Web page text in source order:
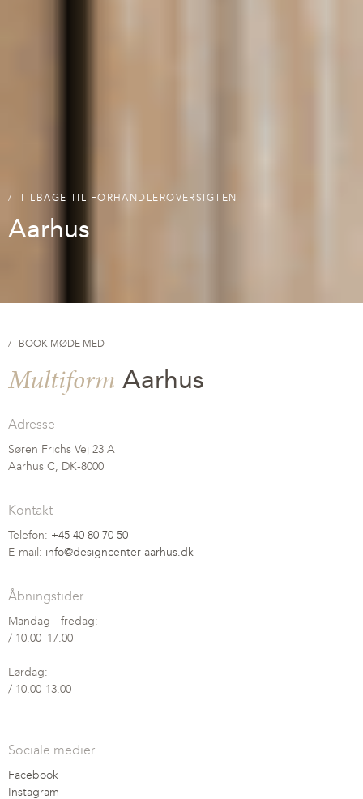
TILBAGE TIL FORHANDLEROVERSIGTEN
Aarhus
BOOK MØDE MED
Multiform Aarhus
Adresse
Søren Frichs Vej 23 A
Aarhus C, DK-8000
Kontakt
Telefon: +45 40 80 70 50
E-mail: info@designcenter-aarhus.dk
Åbningstider
Mandag - fredag:
/ 10.00–17.00
Lørdag:
/ 10.00-13.00
Sociale medier
Facebook
Instagram